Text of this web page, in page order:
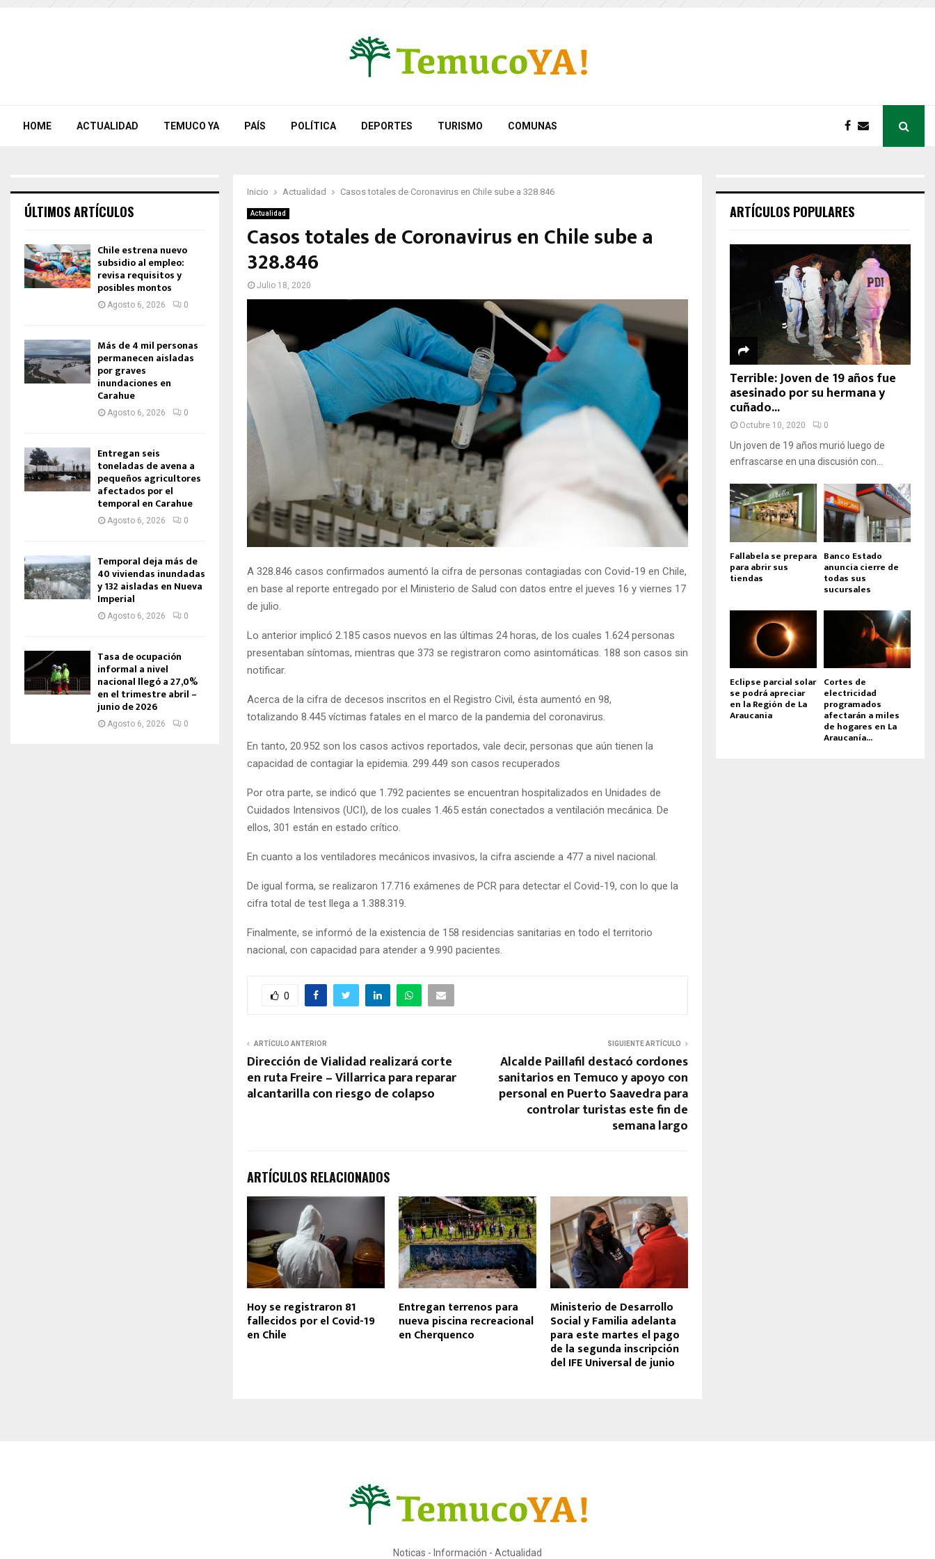
HOME ACTUALIDAD TEMUCO YA PAÍS POLÍTICA DEPORTES TURISMO COMUNAS
Inicio Actualidad Casos totales de Coronavirus en Chile sube a 328.846
Actualidad
Casos totales de Coronavirus en Chile sube a
328.846
Julio 18, 2020
A 328.846 casos confirmados aumentó la cifra de personas contagiadas con Covid-19 en Chile,
en base al reporte entregado por el Ministerio de Salud con datos entre el jueves 16 y viernes 17
de julio.
Lo anterior implicó 2.185 casos nuevos en las últimas 24 horas, de los cuales 1.624 personas
presentaban síntomas, mientras que 373 se registraron como asintomáticas. 188 son casos sin
notificar.
Acerca de la cifra de decesos inscritos en el Registro Civil, ésta aumentó en 98,
totalizando 8.445 víctimas fatales en el marco de la pandemia del coronavirus.
En tanto, 20.952 son los casos activos reportados, vale decir, personas que aún tienen la
capacidad de contagiar la epidemia. 299.449 son casos recuperados
Por otra parte, se indicó que 1.792 pacientes se encuentran hospitalizados en Unidades de
Cuidados Intensivos (UCI), de los cuales 1.465 están conectados a ventilación mecánica. De
ellos, 301 están en estado crítico.
En cuanto a los ventiladores mecánicos invasivos, la cifra asciende a 477 a nivel nacional.
De igual forma, se realizaron 17.716 exámenes de PCR para detectar el Covid-19, con lo que la
cifra total de test llega a 1.388.319.
Finalmente, se informó de la existencia de 158 residencias sanitarias en todo el territorio
nacional, con capacidad para atender a 9.990 pacientes.
0
ARTÍCULO ANTERIOR
Dirección de Vialidad realizará corte
en ruta Freire – Villarrica para reparar
alcantarilla con riesgo de colapso
SIGUIENTE ARTÍCULO
Alcalde Paillafil destacó cordones
sanitarios en Temuco y apoyo con
personal en Puerto Saavedra para
controlar turistas este fin de
semana largo
ARTÍCULOS RELACIONADOS
Hoy se registraron 81
fallecidos por el Covid-19
en Chile
Entregan terrenos para
nueva piscina recreacional
en Cherquenco
Ministerio de Desarrollo
Social y Familia adelanta
para este martes el pago
de la segunda inscripción
del IFE Universal de junio
ÚLTIMOS ARTÍCULOS
Chile estrena nuevo
subsidio al empleo:
revisa requisitos y
posibles montos
Agosto 6, 2026 0
Más de 4 mil personas
permanecen aisladas
por graves
inundaciones en
Carahue
Agosto 6, 2026 0
Entregan seis
toneladas de avena a
pequeños agricultores
afectados por el
temporal en Carahue
Agosto 6, 2026 0
Temporal deja más de
40 viviendas inundadas
y 132 aisladas en Nueva
Imperial
Agosto 6, 2026 0
Tasa de ocupación
informal a nivel
nacional llegó a 27,0%
en el trimestre abril –
junio de 2026
Agosto 6, 2026 0
ARTÍCULOS POPULARES
Terrible: Joven de 19 años fue
asesinado por su hermana y
cuñado...
Octubre 10, 2020 0
Un joven de 19 años murió luego de
enfrascarse en una discusión con...
Fallabela se prepara
para abrir sus
tiendas
Banco Estado
anuncia cierre de
todas sus
sucursales
Eclipse parcial solar
se podrá apreciar
en la Región de La
Araucania
Cortes de
electricidad
programados
afectarán a miles
de hogares en La
Araucanía...
Noticas - Información - Actualidad